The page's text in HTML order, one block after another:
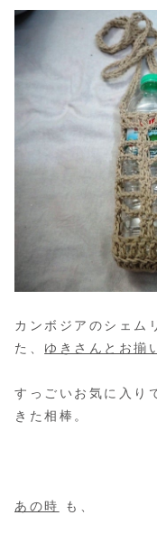
カンボジアのシェム
た、 ゆきさんとお揃
すっごいお気に入り
きた相棒。
あの時 も、